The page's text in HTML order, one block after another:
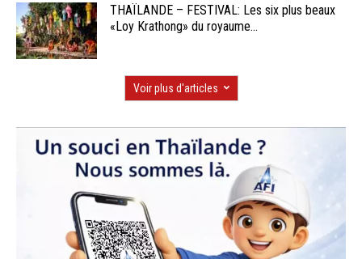
THAÏLANDE – FESTIVAL: Les six plus beaux
«Loy Krathong» du royaume...
Voir plus d'articles